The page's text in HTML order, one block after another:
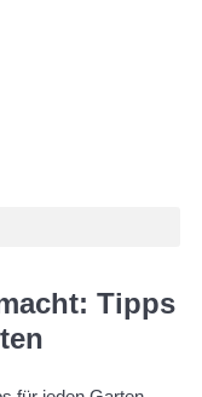
Tipps